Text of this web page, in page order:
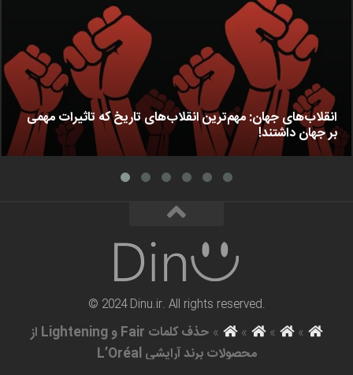
انقلاب‌های جهان: مهم‌ترین انقلاب‌های تاریخ که تاثیرات مهمی
بر جهان داشتند!
© 2024 Dinu.ir. All rights reserved.
»
»
»
»
حذف کلمات Fair و Lightening از
محصولات برند آرایشی L’Oréal